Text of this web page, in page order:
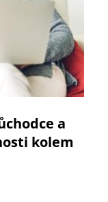
a
kolem